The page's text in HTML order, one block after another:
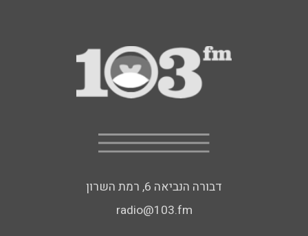
דבורה הנביאה 6, רמת השרון
radio@103.fm